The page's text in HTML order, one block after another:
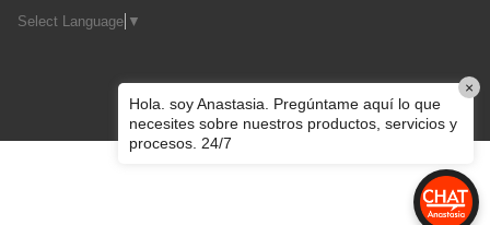
Select Language ▼